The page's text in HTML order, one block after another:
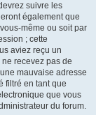
suivre les
également que
même ou soit par
; cette
aviez reçu un
recevez pas de
mauvaise adresse
filtré en tant que
que vous
du forum.